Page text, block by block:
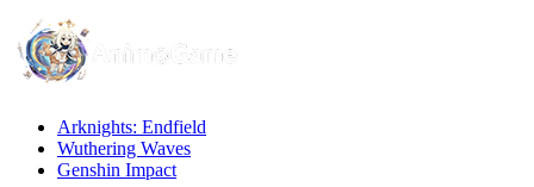
Arknights: Endfield
Wuthering Waves
Genshin Impact